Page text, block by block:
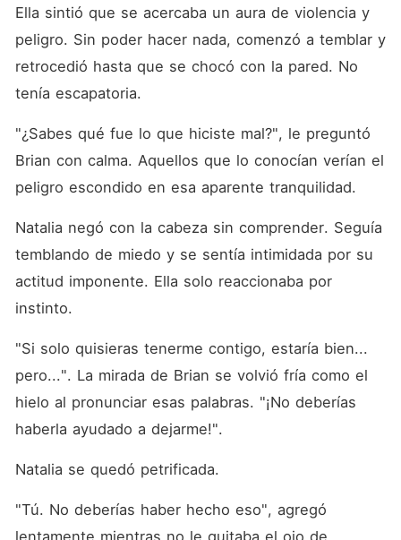
Ella sintió que se acercaba un aura de violencia y
peligro. Sin poder hacer nada, comenzó a temblar y
retrocedió hasta que se chocó con la pared. No
tenía escapatoria.
"¿Sabes qué fue lo que hiciste mal?", le preguntó
Brian con calma. Aquellos que lo conocían verían el
peligro escondido en esa aparente tranquilidad.
Natalia negó con la cabeza sin comprender. Seguía
temblando de miedo y se sentía intimidada por su
actitud imponente. Ella solo reaccionaba por
instinto.
"Si solo quisieras tenerme contigo, estaría bien...
pero...". La mirada de Brian se volvió fría como el
hielo al pronunciar esas palabras. "¡No deberías
haberla ayudado a dejarme!".
Natalia se quedó petrificada.
"Tú. No deberías haber hecho eso", agregó
lentamente mientras no le quitaba el ojo de